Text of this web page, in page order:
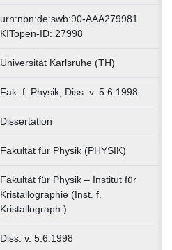
urn:nbn:de:swb:90-AAA279981
KITopen-ID: 27998
Universität Karlsruhe (TH)
Fak. f. Physik, Diss. v. 5.6.1998.
Dissertation
Fakultät für Physik (PHYSIK)
Fakultät für Physik – Institut für
Kristallographie (Inst. f.
Kristallograph.)
Diss. v. 5.6.1998